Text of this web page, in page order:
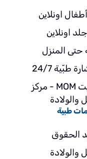
اونلاين
اونلاين
حتى المنزل
طبّية 24/7
لئوميت MOM - مركز
والولادة
طبية
الحقوق
والولادة